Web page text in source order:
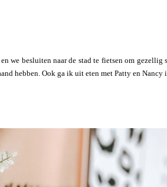
we besluiten naar de stad te fietsen om gezellig
hebben. Ook ga ik uit eten met Patty en